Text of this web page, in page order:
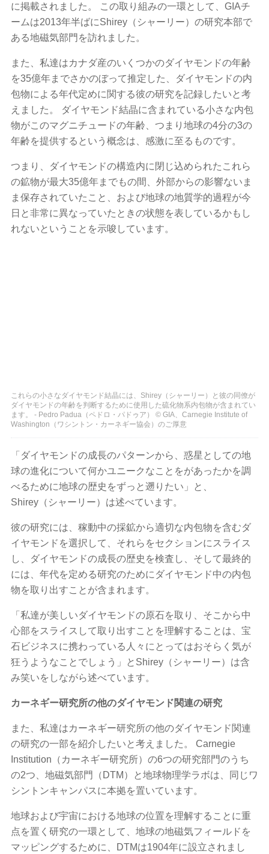
に掲載されました。 この取り組みの一環として、GIAチ
ームは2013年半ばにShirey（シャーリー）の研究本部で
ある地磁気部門を訪れました。
また、私達はカナダ産のいくつかのダイヤモンドの年齢
を35億年までさかのぼって推定した、ダイヤモンドの内
包物による年代定めに関する彼の研究を記録したいと考
えました。 ダイヤモンド結晶に含まれている小さな内包
物がこのマグニチュードの年齢、つまり地球の4分の3の
年齢を提供するという概念は、感激に至るものです。
つまり、ダイヤモンドの構造内に閉じ込められたこれら
の鉱物が最大35億年までもの間、外部からの影響ないま
ま保存されていたこと、および地球の地質学的過程が今
日と非常に異なっていたときの状態を表しているかもし
れないということを示唆しています。
これらの小さなダイヤモンド結晶には、Shirey（シャーリー）と彼の同僚が
ダイヤモンドの年齢を判断するために使用した硫化物系内包物が含まれてい
ます。 - Pedro Padua（ペドロ・パドゥア） © GIA、Carnegie Institute of
Washington（ワシントン・カーネギー協会）のご厚意
「ダイヤモンドの成長のパターンから、惑星としての地
球の進化について何かユニークなことをがあったかを調
べるために地球の歴史をずっと遡りたい」と、
Shirey（シャーリー）は述べています。
彼の研究には、稼動中の採鉱から適切な内包物を含むダ
イヤモンドを選択して、それらをセクションにスライス
し、ダイヤモンドの成長の歴史を検査し、そして最終的
には、年代を定める研究のためにダイヤモンド中の内包
物を取り出すことが含まれます。
「私達が美しいダイヤモンドの原石を取り、そこから中
心部をスライスして取り出すことを理解することは、宝
石ビジネスに携わっている人々にとってはおそらく気が
狂うようなことでしょう」とShirey（シャーリー）は含
み笑いをしながら述べています。
カーネギー研究所の他のダイヤモンド関連の研究
また、私達はカーネギー研究所の他のダイヤモンド関連
の研究の一部を紹介したいと考えました。 Carnegie
Institution（カーネギー研究所）の6つの研究部門のうち
の2つ、地磁気部門（DTM）と地球物理学ラボは、同じワ
シントンキャンパスに本拠を置いています。
地球および宇宙における地球の位置を理解することに重
点を置く研究の一環として、地球の地磁気フィールドを
マッピングするために、DTMは1904年に設立されまし